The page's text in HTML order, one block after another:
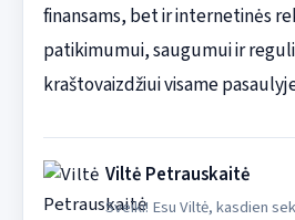
finansams, bet ir internetinės
patikimumui, saugumui ir
kraštovaizdžiui visame
Viltė Petrauskaitė
Sveiki! Esu Viltė, kasdien